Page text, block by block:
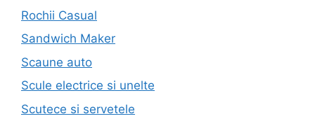
Rochii Casual
Sandwich Maker
Scaune auto
Scule electrice si unelte
Scutece si servetele